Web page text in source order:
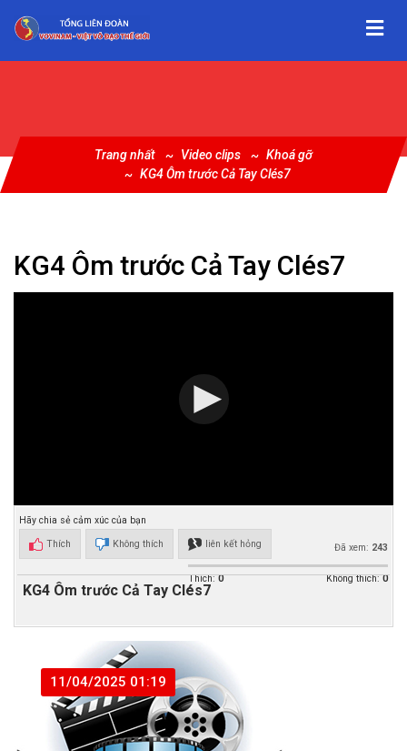
Trang nhất Video clips
Khoá gỡ
KG4 Ôm trước Cả Tay Clés7
KG4 Ôm trước Cả Tay Clés7
Hãy chia sẻ cảm xúc của bạn
Thích
Không thích liên kết hỏng Đã xem: 243
Thích:0 Không thích:0
KG4 Ôm trước Cả Tay Clés7
11/04/2025 01:19